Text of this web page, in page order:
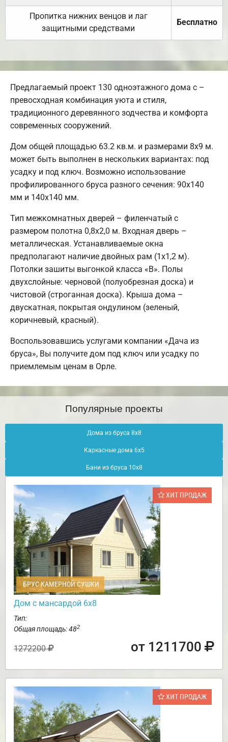
Пропитка нижних венцов и лаг
защитными средствами
Бесплатно
Предлагаемый проект 130 одноэтажного дома с –
превосходная комбинация уюта и стиля,
традиционного деревянного зодчества и комфорта
современных сооружений.
Дом общей площадью 63.2 кв.м. и размерами 8х9 м.
может быть выполнен в нескольких вариантах: под
усадку и под ключ. Возможно использование
профилированного бруса разного сечения: 90х140
мм и 140х140 мм.
Тип межкомнатных дверей – филенчатый с
размером полотна 0,8х2,0 м. Входная дверь –
металлическая. Устанавливаемые окна
предполагают наличие двойных рам (1х1,2 м).
Потолки зашиты выгонкой класса «В». Полы
двухслойные: черновой (полуобрезная доска) и
чистовой (строганная доска). Крыша дома –
двускатная, покрытая ондулином (зеленый,
коричневый, красный).
Воспользовавшись услугами компании «Дача из
бруса», Вы получите дом под ключ или усадку по
приемлемым ценам в Орле.
Популярные проекты
Дома из бруса 8х8
Каркасные дома 6х5
Бани из бруса 10х8
ХИТ ПРОДАЖ
БРУС КАМЕРНОЙ СУШКИ
Дом с мансардой 6х8
Тип:
Общая площадь: 482
1272200 от 1211700
ХИТ ПРОДАЖ